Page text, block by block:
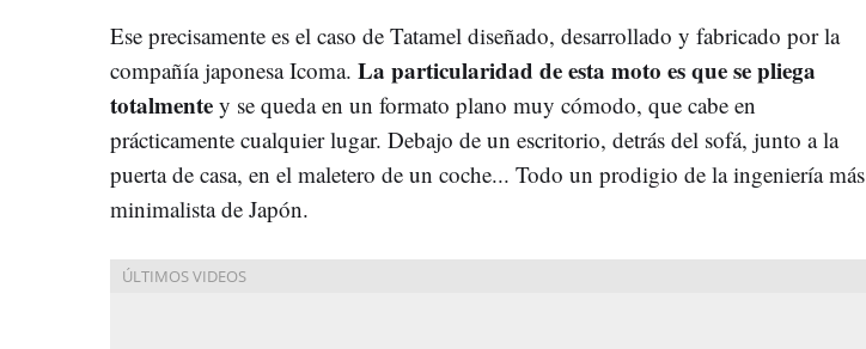
Ese precisamente es el caso de Tatamel diseñado, desarrollado y fabricado por la
compañía japonesa Icoma. La particularidad de esta moto es que se pliega
totalmente y se queda en un formato plano muy cómodo, que cabe en
prácticamente cualquier lugar. Debajo de un escritorio, detrás del sofá, junto a la
puerta de casa, en el maletero de un coche... Todo un prodigio de la ingeniería más
minimalista de Japón.